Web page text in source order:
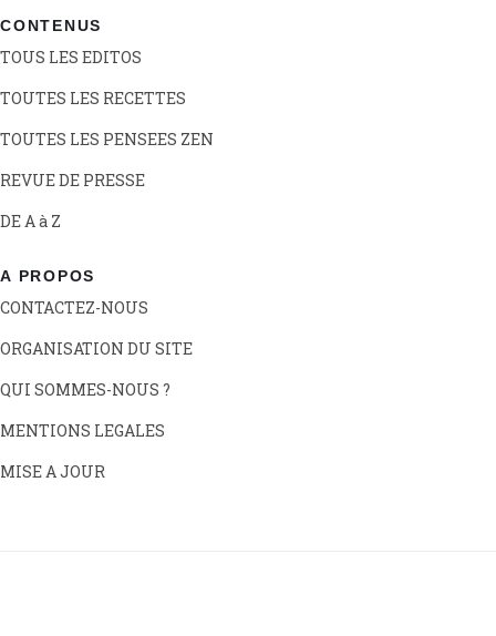
CONTENUS
TOUS LES EDITOS
TOUTES LES RECETTES
TOUTES LES PENSEES ZEN
REVUE DE PRESSE
DE A à Z
A PROPOS
CONTACTEZ-NOUS
ORGANISATION DU SITE
QUI SOMMES-NOUS ?
MENTIONS LEGALES
MISE A JOUR